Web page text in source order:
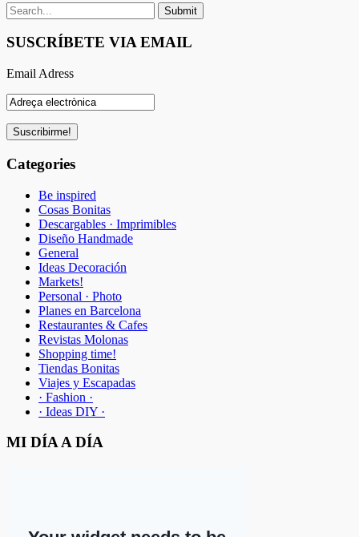
SUSCRÍBETE VIA EMAIL
Email Adress
Categories
Be inspired
Cosas Bonitas
Descargables · Imprimibles
Diseño Handmade
General
Ideas Decoración
Markets!
Personal · Photo
Planes en Barcelona
Restaurantes & Cafes
Revistas Molonas
Shopping time!
Tiendas Bonitas
Viajes y Escapadas
· Fashion ·
· Ideas DIY ·
MI DÍA A DÍA